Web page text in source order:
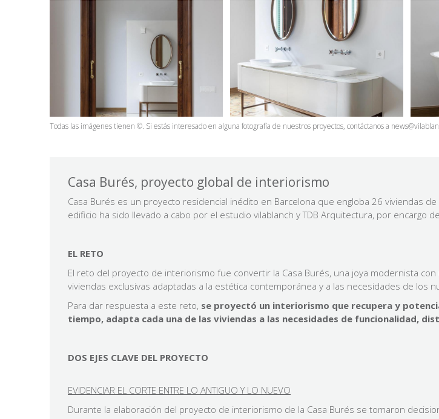
Todas las imágenes tienen ©. Si estás interesado en alguna fotografía de nuestros proyectos, contáctanos a
Casa Burés, proyecto global de interiorismo
Casa Burés es un proyecto residencial inédito en Barcelona que engloba 26 viviendas
edificio ha sido llevado a cabo por el estudio vilablanch y TDB Arquitectura, por encargo
EL RETO
El reto del proyecto de interiorismo fue convertir la Casa Burés, una joya modernista
viviendas exclusivas adaptadas a la estética contemporánea y a las necesidades de los
Para dar respuesta a este reto, se proyectó un interiorismo que recupera y
tiempo, adapta cada una de las viviendas a las necesidades de funcionalidad,
DOS EJES CLAVE DEL PROYECTO
EVIDENCIAR EL CORTE ENTRE LO ANTIGUO Y LO NUEVO
Durante la elaboración del proyecto de interiorismo de la Casa Burés se tomaron